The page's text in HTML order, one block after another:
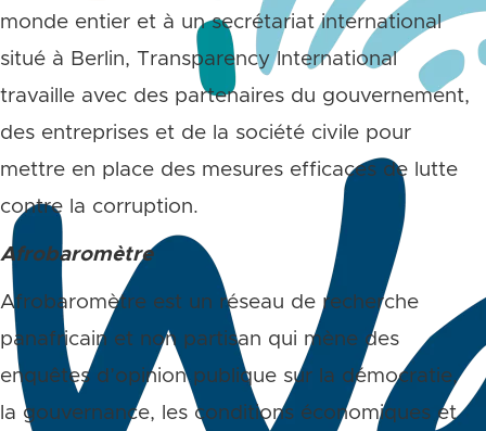
monde entier et à un secrétariat international
situé à Berlin, Transparency International
travaille avec des partenaires du gouvernement,
des entreprises et de la société civile pour
mettre en place des mesures efficaces de lutte
contre la corruption.
Afrobaromètre
Afrobaromètre est un réseau de recherche
panafricain et non partisan qui mène des
enquêtes d’opinion publique sur la démocratie,
la gouvernance, les conditions économiques et